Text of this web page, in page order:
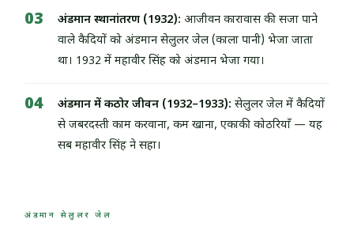
अंडमान स्थानांतरण (1932): आजीवन कारावास की सजा पाने
वाले कैदियों को अंडमान सेलुलर जेल (काला पानी) भेजा जाता
था। 1932 में महावीर सिंह को अंडमान भेजा गया।
अंडमान में कठोर जीवन (1932–1933): सेलुलर जेल में कैदियों
से जबरदस्ती काम करवाना, कम खाना, एकाकी कोठरियाँ — यह
सब महावीर सिंह ने सहा।
अंडमान सेलुलर जेल